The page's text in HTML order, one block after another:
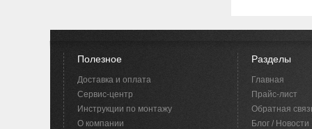
Полезное
Доставка и оплата
Сервис-центр
Инструкции по монтажу
O компании
Разделы
Главная
Прайс-лист
Обратная
Блог / Новости